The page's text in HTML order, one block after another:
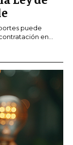
puede
en...